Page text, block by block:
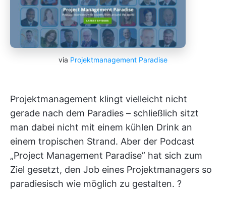
via Projektmanagement Paradise
Projektmanagement klingt vielleicht nicht
gerade nach dem Paradies – schließlich sitzt
man dabei nicht mit einem kühlen Drink an
einem tropischen Strand. Aber der Podcast
„Project Management Paradise” hat sich zum
Ziel gesetzt, den Job eines Projektmanagers so
paradiesisch wie möglich zu gestalten. ?️